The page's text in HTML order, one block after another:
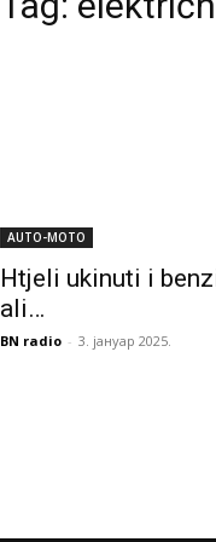
AUTO-MOTO
Htjeli ukinuti i
ali…
BN radio - 3. јануар 2025.